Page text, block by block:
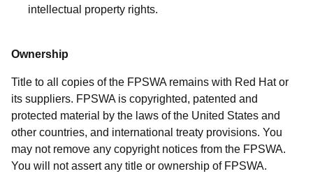
intellectual property rights.
Ownership
Title to all copies of the FPSWA remains with Red Hat or
its suppliers. FPSWA is copyrighted, patented and
protected material by the laws of the United States and
other countries, and international treaty provisions. You
may not remove any copyright notices from the FPSWA.
You will not assert any title or ownership of FPSWA.